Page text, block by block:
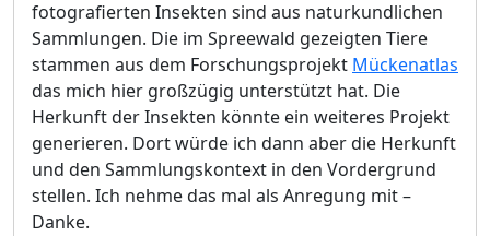
fotografierten Insekten sind aus naturkundlichen
Sammlungen. Die im Spreewald gezeigten Tiere
stammen aus dem Forschungsprojekt Mückenatlas
das mich hier großzügig unterstützt hat. Die
Herkunft der Insekten könnte ein weiteres Projekt
generieren. Dort würde ich dann aber die Herkunft
und den Sammlungskontext in den Vordergrund
stellen. Ich nehme das mal als Anregung mit –
Danke.